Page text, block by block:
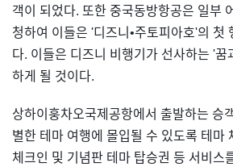
객이 되었다. 또한 중국동방항공은 일부
청하여 이들은 '디즈니•주토피아호'의 첫
다. 이들은 디즈니 비행기가 선사하는 '꿈
하게 될 것이다.
상하이훙차오국제공항에서 출발하는 승
별한 테마 여행에 몰입될 수 있도록 테마
체크인 및 기념판 테마 탑승권 등 서비스